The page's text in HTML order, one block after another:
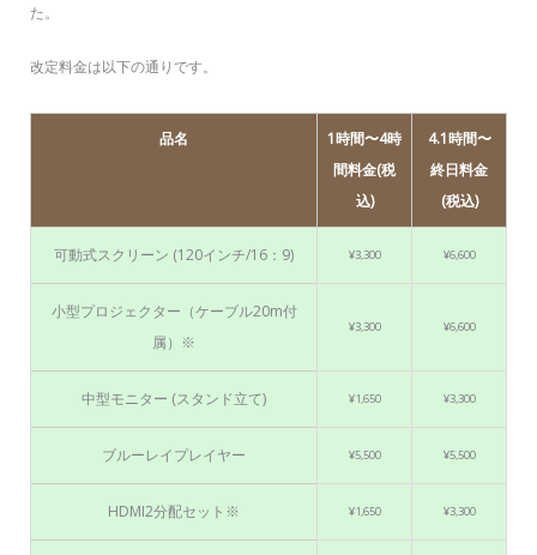
た。
改定料金は以下の通りです。
品名
1時間〜4時
間料金(税
込)
4.1時間〜
終日料金
(税込)
可動式スクリーン (120インチ/16：9) ¥3,300 ¥6,600
小型プロジェクター（ケーブル20m付
属）※
¥3,300 ¥6,600
中型モニター (スタンド立て) ¥1,650 ¥3,300
ブルーレイプレイヤー ¥5,500 ¥5,500
HDMI2分配セット※ ¥1,650 ¥3,300